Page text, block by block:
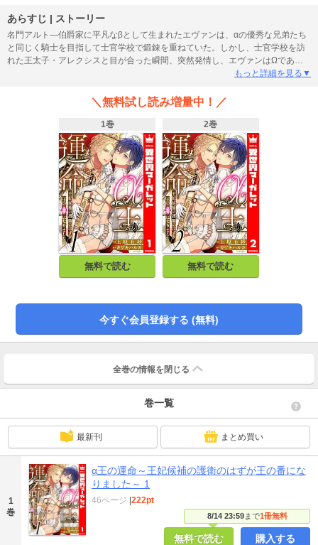
あらすじ | ストーリー
名門アルト―伯爵家に平凡なβとして生まれたエヴァンは、αの優秀な兄弟たち
と同じく騎士を目指して士官学校で鍛錬を重ねていた。しかし、士官学校を訪
れた王太子・アレクシスと目が合った瞬間、突然発情し、エヴァンはΩである
ことが発覚する。同級生に襲われかけたところを王太子に救われたエヴァン
がら、次第に王太子から寵愛されるようになり――。 ※本作品は小説投稿サ
た。」のコミカライズです。
もっと詳細を見る▼
＼無料試し読み増量中！／
1巻
無料で読む
2巻
無料で読む
今すぐ会員登録する (無料)
全巻の情報を 閉じる
巻一覧
最新刊 まとめ買い
1
巻
α王の運命～王妃候補の護衛のはずが王の番にな
りました～ 1
8/14 23:59まで1冊無料
46ページ 222pt
無料で読む 購入する